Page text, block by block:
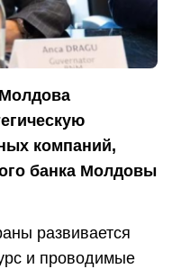
компаний,
банка Молдовы
развивается
и проводимые